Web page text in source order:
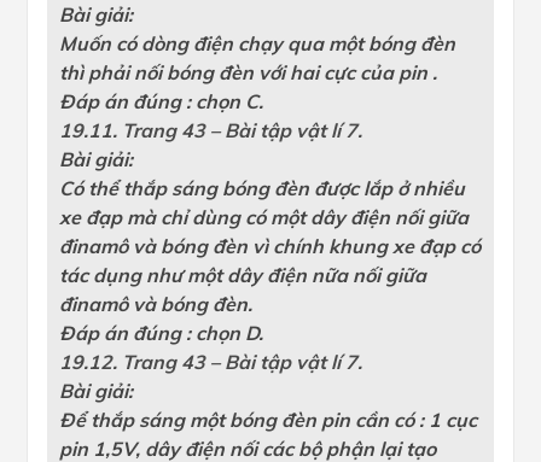
Bài giải:
Muốn có dòng điện chạy qua một bóng đèn
thì phải nối bóng đèn với hai cực của pin .
Đáp án đúng : chọn C.
19.11. Trang 43 – Bài tập vật lí 7.
Bài giải:
Có thể thắp sáng bóng đèn được lắp ở nhiều
xe đạp mà chỉ dùng có một dây điện nối giữa
đinamô và bóng đèn vì chính khung xe đạp có
tác dụng như một dây điện nữa nối giữa
đinamô và bóng đèn.
Đáp án đúng : chọn D.
19.12. Trang 43 – Bài tập vật lí 7.
Bài giải:
Để thắp sáng một bóng đèn pin cần có : 1 cục
pin 1,5V, dây điện nối các bộ phận lại tạo